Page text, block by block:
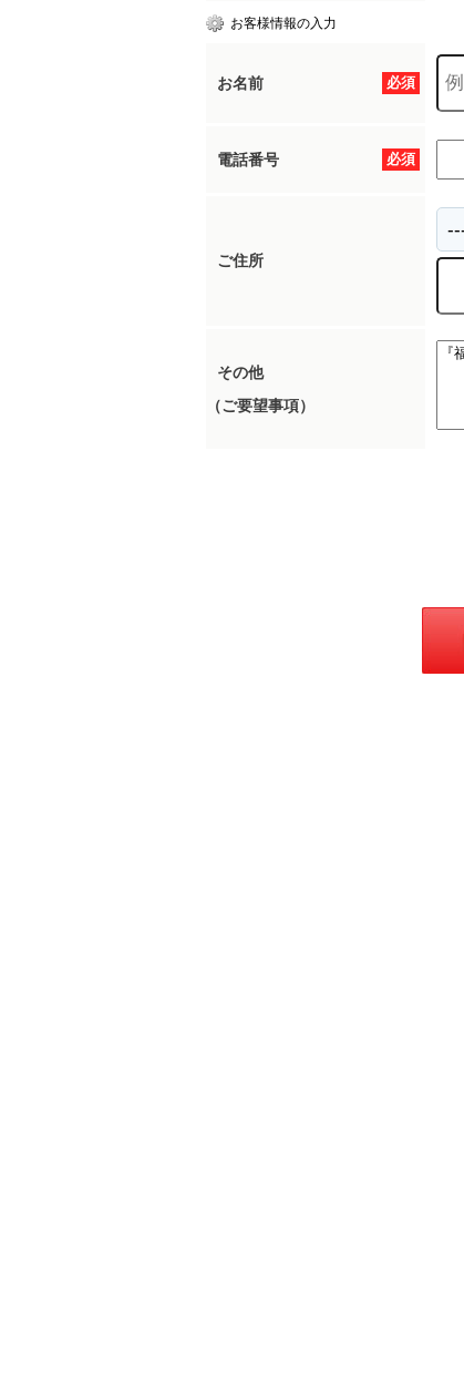
お客様情報の入力
必須
お名前
必須
電話番号
ご住所
その他
（ご要望事項）